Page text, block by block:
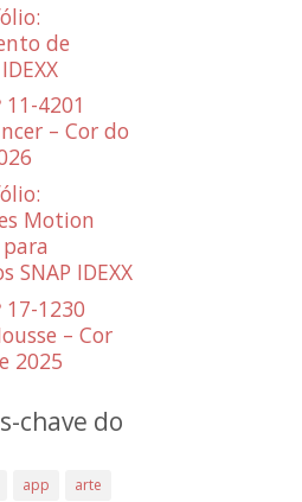
de
11-4201
– Cor do
Motion
SNAP IDEXX
17-1230
– Cor
2025
chave do
app
arte